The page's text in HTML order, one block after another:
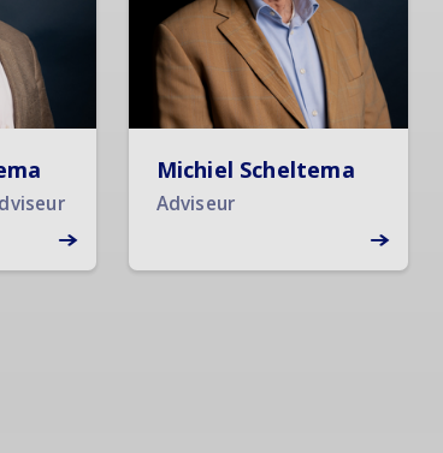
Michiel Scheltema
Adviseur